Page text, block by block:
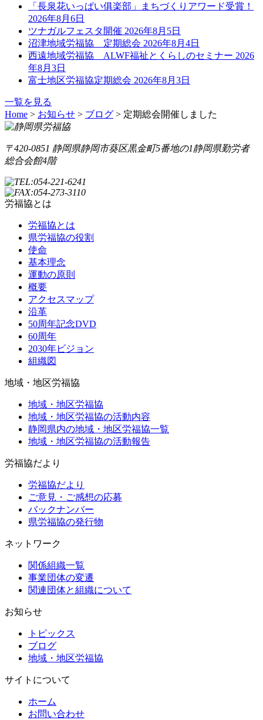
「長泉花いっぱい俱楽部」まちづくりアワード受賞！
2026年8月6日
ツナガルフェスタ開催 2026年8月5日
沼津地域労福協 定期総会 2026年8月4日
西遠地域労福協 ALWF福祉とくらしのセミナー 2026
年8月3日
富士地区労福協定期総会 2026年8月3日
一覧を見る
Home > お知らせ > ブログ > 定期総会開催しました
〒420-0851 静岡県静岡市葵区黒金町5番地の1静岡県勤労者
総合会館4階
労福協とは
労福協とは
県労福協の役割
使命
基本理念
運動の原則
概要
アクセスマップ
沿革
50周年記念DVD
60周年
2030年ビジョン
組織図
地域・地区労福協
地域・地区労福協
地域・地区労福協の活動内容
静岡県内の地域・地区労福協一覧
地域・地区労福協の活動報告
労福協だより
労福協だより
ご意見・ご感想の応募
バックナンバー
県労福協の発行物
ネットワーク
関係組織一覧
事業団体の変遷
関連団体と組織について
お知らせ
トピックス
ブログ
地域・地区労福協
サイトについて
ホーム
お問い合わせ